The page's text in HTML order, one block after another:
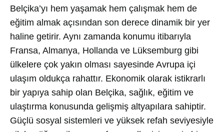
Belçika’yı hem yaşamak hem çalışmak hem de
eğitim almak açısından son derece dinamik bir yer
haline getirir. Aynı zamanda konumu itibarıyla
Fransa, Almanya, Hollanda ve Lüksemburg gibi
ülkelere çok yakın olması sayesinde Avrupa içi
ulaşım oldukça rahattır. Ekonomik olarak istikrarlı
bir yapıya sahip olan Belçika, sağlık, eğitim ve
ulaştırma konusunda gelişmiş altyapılara sahiptir.
Güçlü sosyal sistemleri ve yüksek refah seviyesiyle